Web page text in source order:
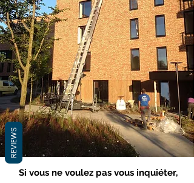
Si vous ne voulez pas vous inquiéter,
REVIEWS